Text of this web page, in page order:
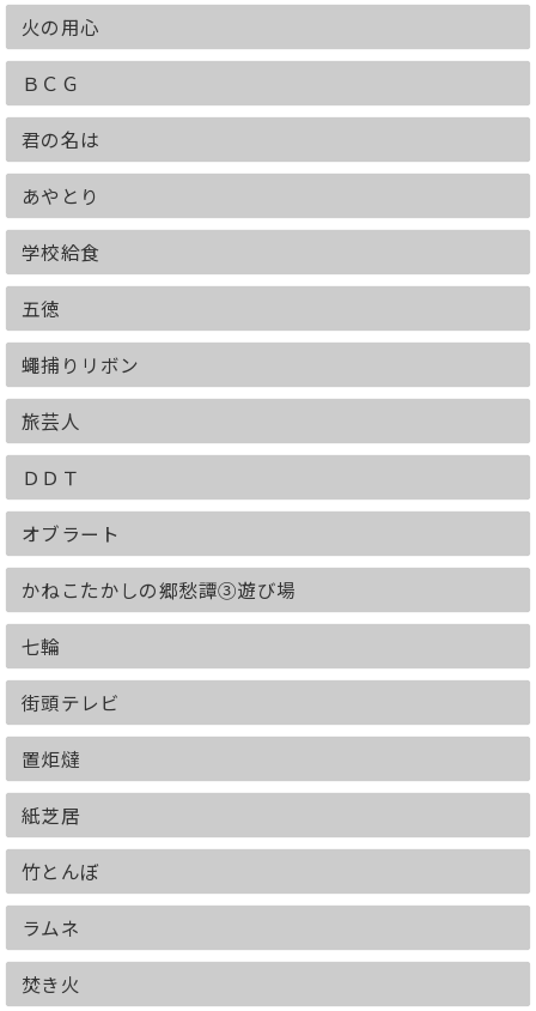
火の用心
ＢＣＧ
君の名は
あやとり
学校給食
五徳
蠅捕りリボン
旅芸人
ＤＤＴ
オブラート
かねこたかしの郷愁譚③遊び場
七輪
街頭テレビ
置炬燵
紙芝居
竹とんぼ
ラムネ
焚き火